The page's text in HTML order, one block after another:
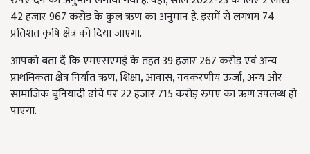
42 हजार 967 करोड़ के कुल ऋण का अनुमान है. इसमें से लगभग 74
प्रतिशत कृषि क्षेत्र को दिया जाएगा.
आपको बता दें कि एमएसएमई के तहत 39 हजार 267 करोड़ एवं अन्य
प्राथमिकता क्षेत्र निर्यात ऋण, शिक्षा, आवास, नवकरणीय ऊर्जा, अन्य और
सामाजिक बुनियादी ढांचे पर 22 हजार 715 करोड़ रुपए का ऋण उपलब्ध हो
पाएगा.